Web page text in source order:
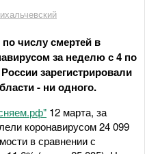
числу смертей в
за неделю с 4 по
зарегистрировали
- ни одного.
12 марта, за
коронавирусом 24 099
в сравнении с